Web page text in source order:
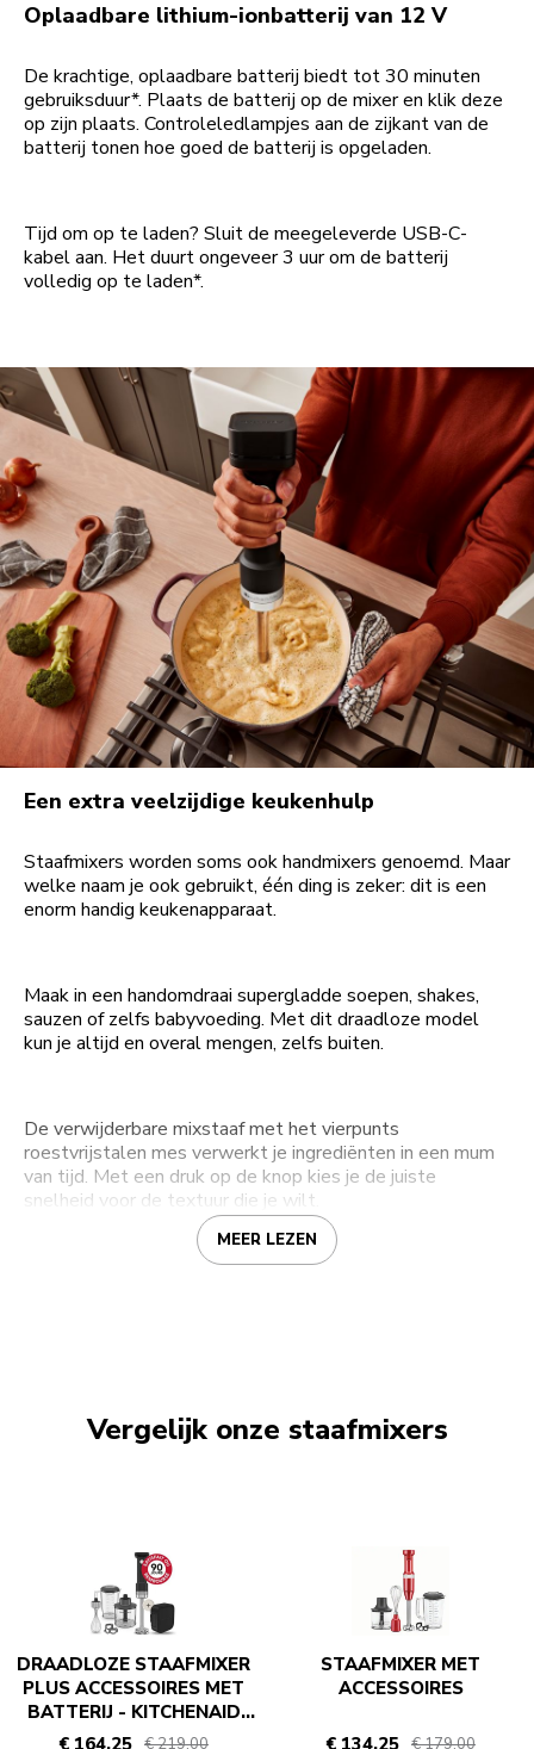
Oplaadbare lithium-ionbatterij van 12 V
De krachtige, oplaadbare batterij biedt tot 30 minuten
gebruiksduur*. Plaats de batterij op de mixer en klik deze
op zijn plaats. Controleledlampjes aan de zijkant van de
batterij tonen hoe goed de batterij is opgeladen.
Tijd om op te laden? Sluit de meegeleverde USB-C-
kabel aan. Het duurt ongeveer 3 uur om de batterij
volledig op te laden*.
Een extra veelzijdige keukenhulp
Staafmixers worden soms ook handmixers genoemd. Maar
welke naam je ook gebruikt, één ding is zeker: dit is een
enorm handig keukenapparaat.
Maak in een handomdraai supergladde soepen, shakes,
sauzen of zelfs babyvoeding. Met dit draadloze model
kun je altijd en overal mengen, zelfs buiten.
De verwijderbare mixstaaf met het vierpunts
roestvrijstalen mes verwerkt je ingrediënten in een mum
van tijd. Met een druk op de knop kies je de juiste
snelheid voor de textuur die je wilt.
MEER LEZEN
Vergelijk onze staafmixers
DRAADLOZE STAAFMIXER
PLUS ACCESSOIRES MET
BATTERIJ - KITCHENAID
GO€ 219,00
STAAFMIXER MET
ACCESSOIRES
€ 179,00